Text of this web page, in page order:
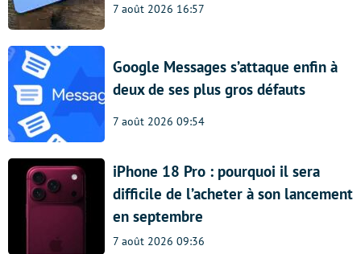
7 août 2026 16:57
Google Messages s’attaque enfin à
deux de ses plus gros défauts
7 août 2026 09:54
iPhone 18 Pro : pourquoi il sera
difficile de l’acheter à son lancement
en septembre
7 août 2026 09:36